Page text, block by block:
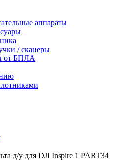
аппараты
/ сканеры
от БПЛА
д/у для DJI Inspire 1 PART34